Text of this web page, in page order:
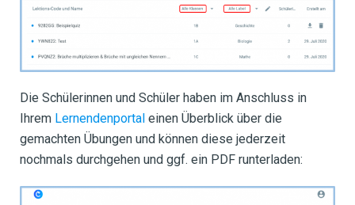
Die Schülerinnen und Schüler haben im Anschluss in
Ihrem Lernendenportal einen Überblick über die
gemachten Übungen und können diese jederzeit
nochmals durchgehen und ggf. ein PDF runterladen: